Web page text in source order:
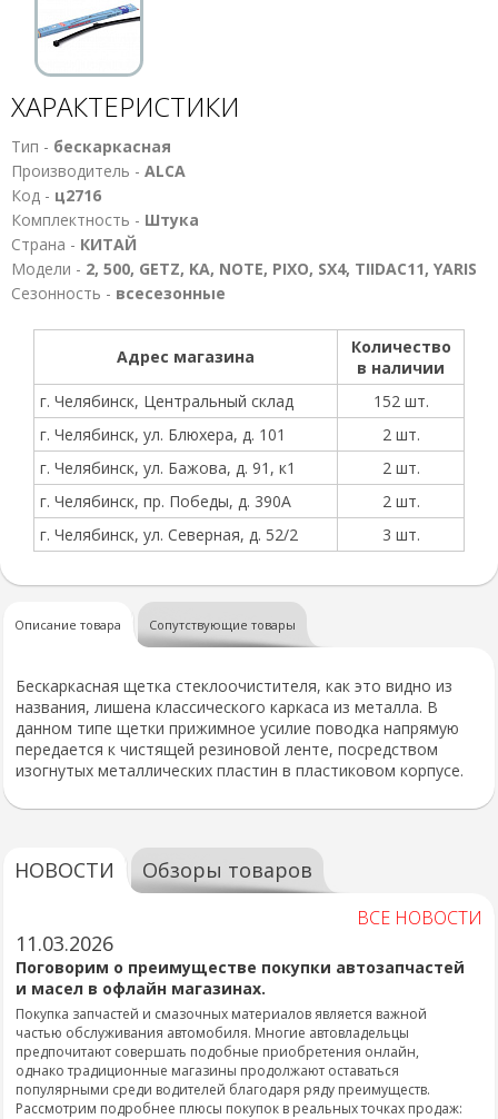
ХАРАКТЕРИСТИКИ
Тип - бескаркасная
Производитель - ALCA
Код - ц2716
Комплектность - Штука
Страна - КИТАЙ
Модели - 2, 500, GETZ, KA, NOTE, PIXO, SX4, TIIDAC11, YARIS
Сезонность - всесезонные
Адрес магазина
Количество
в наличии
г. Челябинск, Центральный склад
152 шт.
г. Челябинск, ул. Блюхера, д. 101
2 шт.
г. Челябинск, ул. Бажова, д. 91, к1
2 шт.
г. Челябинск, пр. Победы, д. 390А
2 шт.
г. Челябинск, ул. Северная, д. 52/2
3 шт.
Описание товара Сопутствующие товары
Бескаркасная щетка стеклоочистителя, как это видно из
названия, лишена классического каркаса из металла. В
данном типе щетки прижимное усилие поводка напрямую
передается к чистящей резиновой ленте, посредством
изогнутых металлических пластин в пластиковом корпусе.
НОВОСТИ Обзоры товаров
ВСЕ НОВОСТИ
11.03.2026
Поговорим о преимуществе покупки автозапчастей
и масел в офлайн магазинах.
Покупка запчастей и смазочных материалов является важной
частью обслуживания автомобиля. Многие автовладельцы
предпочитают совершать подобные приобретения онлайн,
однако традиционные магазины продолжают оставаться
популярными среди водителей благодаря ряду преимуществ.
Рассмотрим подробнее плюсы покупок в реальных точках продаж: